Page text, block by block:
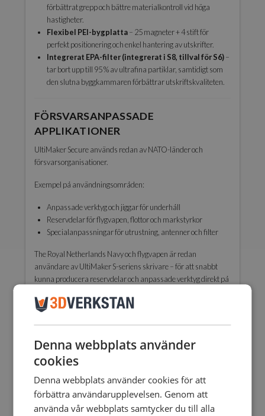
förbättrat grepp och bättre materialkontroll vid höga
hastigheter.
Flexibel PEI-bygplatta– 25 magneter + 4 stift för
perfekt positionering och enkel hantering av utskrifter.
Integrerat EPA-filter (integrerat i S8, tillval för S6)–
tar bort upp till 95 % av ultrafina partiklar, samtidigt som
den slutna byggkammaren förbättrar utskriftskvaliteten.
FÖRSVARSANPASSADE
APPLIKATIONER
UltiMaker Secure används redan av NATO-länder och
försvarsorganisationer.
Exempel på användningsområden:
Anpassade verktyg och jiggar för underhåll
Reservdelar för flygvapen, flottor och markstyrkor
Specialanpassningar för utrustning, antenner och filter
The Royal Netherlands Navy och flygvapen är redan
användare av UltiMaker S-seriens skrivare – för att snabbt
kunna producera reservdelar och anpassade verktyg direkt på
Denna webbplats använder
cookies
Denna webbplats använder cookies för att
förbättra användarupplevelsen. Genom att
använda vår webbplats samtycker du till alla